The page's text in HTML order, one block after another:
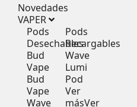
Novedades
VAPER
Pods
Desechables
Bud
Vape
Bud
Vape
Wave
Pods
Recargables
Wave
Lumi
Pod
Ver
másVer